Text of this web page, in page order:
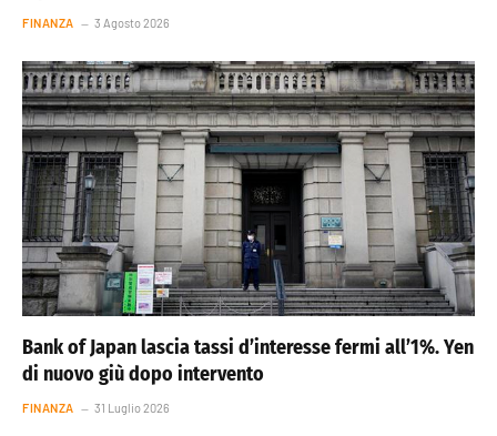
FINANZA 3 Agosto 2026
Bank of Japan lascia tassi d’interesse fermi all’1%. Yen
di nuovo giù dopo intervento
FINANZA 31 Luglio 2026